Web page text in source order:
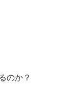
のか？